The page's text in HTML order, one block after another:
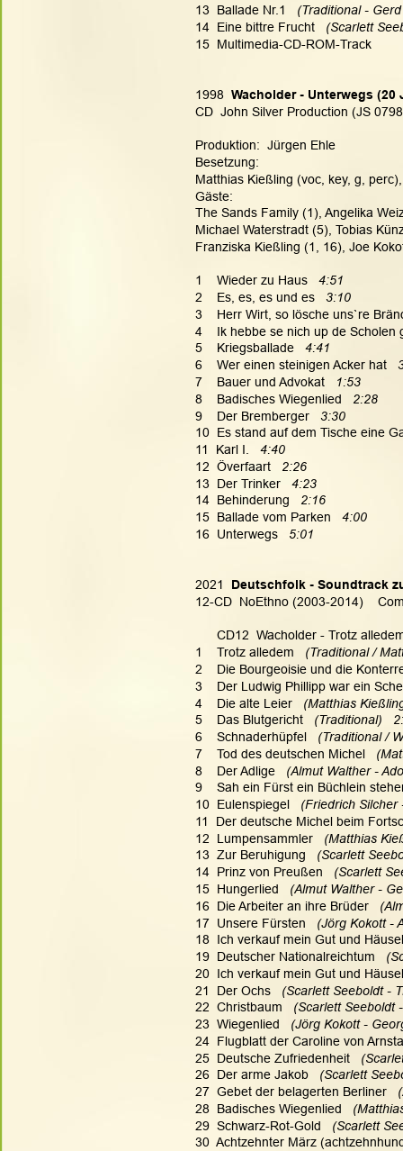
13  Ballade Nr.1
(Traditional -
14  Eine bittre Frucht
(Scarlett
15  Multimedia-CD-ROM-Track
1998
Wacholder - Unterwegs
CD  John Silver Production (JS
Produktion:  Jürgen Ehle
Besetzung:
Matthias Kießling (voc, key, g,
Gäste:
The Sands Family (1), Angelika
Michael Waterstradt (5), Tobias
Franziska Kießling (1, 16), Joe
1    Wieder zu Haus 4:51
2    Es, es, es und es 3:10
3    Herr Wirt, so lösche uns`re
4    Ik hebbe se nich up de
5    Kriegsballade 4:41
6    Wer einen steinigen Acker hat
7    Bauer und Advokat
1:53
8    Badisches Wiegenlied 2:28
9    Der Bremberger 3:30
10  Es stand auf dem Tische eine
11  Karl I. 4:40
12  Överfaart 2:26
13  Der Trinker 4:23
14  Behinderung 2:16
15  Ballade vom Parken 4:00
16  Unterwegs 5:01
2021 Deutschfolk - Soundtrack
12-CD  NoEthno (2003-2014)
CD12  Wacholder - Trotz
1    Trotz alledem
(Traditional /
2    Die Bourgeoisie und die
3    Der Ludwig Phillipp war ein
4    Die alte Leier
(Matthias
5    Das Blutgericht
(Traditional)
6    Schnaderhüpfel
(Traditional /
7    Tod des deutschen Michel
8    Der Adlige
(Almut Walther -
9    Sah ein Fürst ein Büchlein
10  Eulenspiegel
(Friedrich Silcher
11  Der deutsche Michel beim
12  Lumpensammler
(Matthias
13  Zur Beruhigung
(Scarlett
14  Prinz von Preußen
(Scarlett
15  Hungerlied
(Almut Walther -
16  Die Arbeiter an ihre Brüder
17  Unsere Fürsten
(Jörg Kokott
18  Ich verkauf mein Gut und
19  Deutscher Nationalreichtum
20  Ich verkauf mein Gut und
21  Der Ochs
(Scarlett Seeboldt -
22  Christbaum
(Scarlett Seeboldt
23  Wiegenlied
(Jörg Kokott -
24  Flugblatt der Caroline von
25  Deutsche Zufriedenheit
26  Der arme Jakob
(Scarlett
27  Gebet der belagerten Berliner
28  Badisches Wiegenlied
29  Schwarz-Rot-Gold
(Scarlett
30  Achtzehnter März